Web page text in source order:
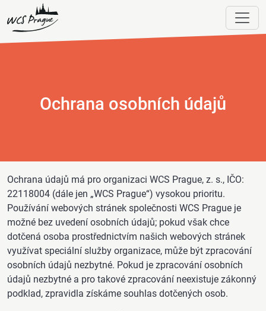
Ochrana osobních údajů
Ochrana údajů má pro organizaci WCS Prague, z. s., IČO:
22118004 (dále jen „WCS Prague“) vysokou prioritu.
Používání webových stránek společnosti WCS Prague je
možné bez uvedení osobních údajů; pokud však chce
dotčená osoba prostřednictvím našich webových stránek
využívat speciální služby organizace, může být zpracování
osobních údajů nezbytné. Pokud je zpracování osobních
údajů nezbytné a pro takové zpracování neexistuje zákonný
podklad, zpravidla získáme souhlas dotčených osob.